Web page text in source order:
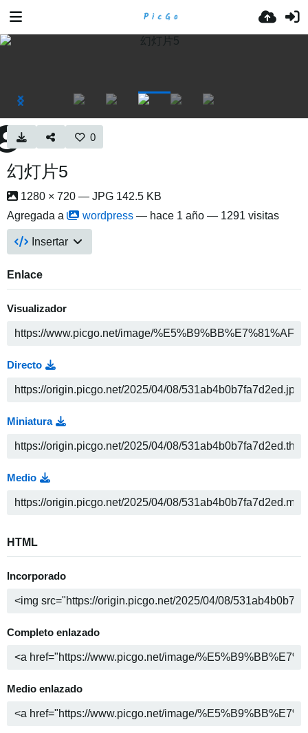
0
幻灯片5
1280 × 720 — JPG 142.5 KB
Agregada a
wordpress — hace 1 año — 1291 visitas
Insertar
Enlace
Visualizador
Directo
Miniatura
Medio
HTML
Incorporado
Completo enlazado
Medio enlazado